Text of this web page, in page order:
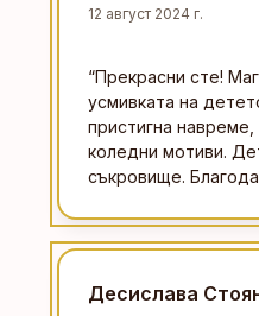
12 август 2024 г.
“Прекрасни сте!
усмивката на
пристигна
коледни мотиви.
съкровище.
Десислава